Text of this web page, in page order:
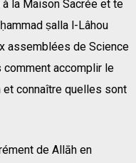
la Maison Sacrée et te
ṣalla l-Lâhou
assemblées de Science
comment accomplir le
et connaître quelles sont
de Allāh en